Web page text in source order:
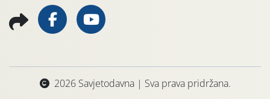
2026 Savjetodavna | Sva prava pridržana.